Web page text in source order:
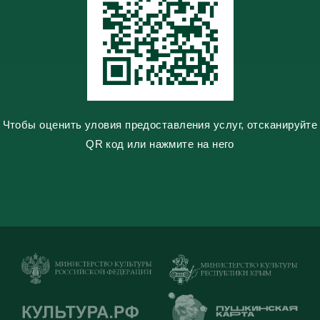
n
i
k
i
Чтобы оценить уловия предоставления услуг, отсканируйте
QR код или нажмите на него